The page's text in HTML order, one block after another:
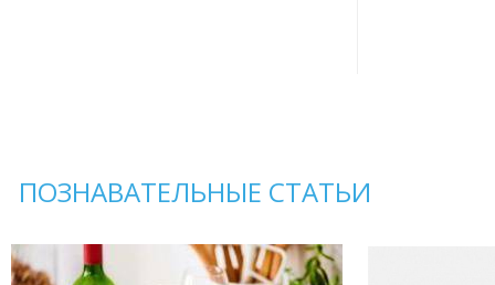
ПОЗНАВАТЕЛЬНЫЕ СТАТЬИ